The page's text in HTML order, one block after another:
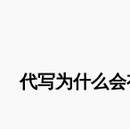
代写为什么